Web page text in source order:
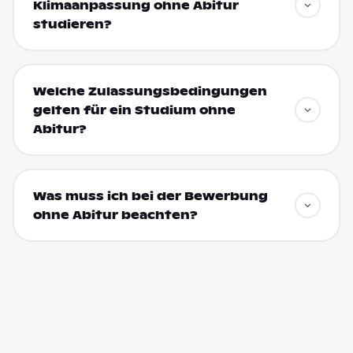
Klimaanpassung ohne Abitur
studieren?
Welche Zulassungsbedingungen
gelten für ein Studium ohne
Abitur?
Was muss ich bei der Bewerbung
ohne Abitur beachten?